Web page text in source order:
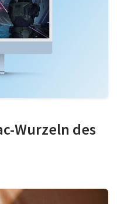
Wurzeln des